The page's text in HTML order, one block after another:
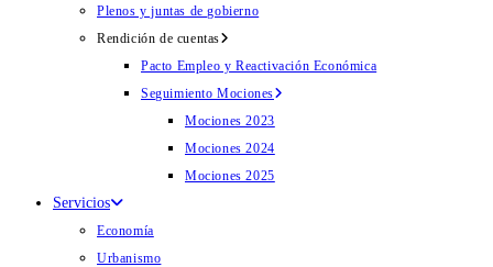
Plenos y juntas de gobierno
Rendición de cuentas
Pacto Empleo y Reactivación Económica
Seguimiento Mociones
Mociones 2023
Mociones 2024
Mociones 2025
Servicios
Economía
Urbanismo